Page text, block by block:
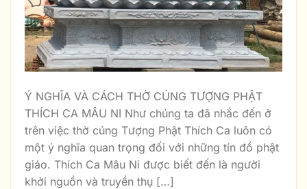
Ý NGHĨA VÀ CÁCH THỜ CÚNG TƯỢNG PHẬT
THÍCH CA MÂU NI Như chúng ta đã nhắc đến ở
trên việc thờ cúng Tượng Phật Thích Ca luôn có
một ý nghĩa quan trọng đối với những tín đồ phật
giáo. Thích Ca Mâu Ni được biết đến là người
khởi nguồn và truyền thụ […]